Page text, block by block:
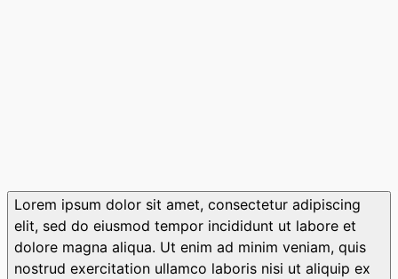
Lorem ipsum dolor sit amet, consectetur adipiscing
elit, sed do eiusmod tempor incididunt ut labore et
dolore magna aliqua. Ut enim ad minim veniam, quis
nostrud exercitation ullamco laboris nisi ut aliquip ex